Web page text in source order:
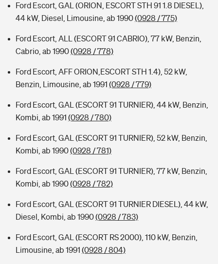
Ford Escort, GAL (ORION, ESCORT STH 91 1.8 DIESEL),
44 kW, Diesel, Limousine, ab 1990(0928 / 775)
Ford Escort, ALL (ESCORT 91 CABRIO), 77 kW, Benzin,
Cabrio, ab 1990(0928 / 778)
Ford Escort, AFF ORION,ESCORT STH 1.4), 52 kW,
Benzin, Limousine, ab 1991 (0928 / 779)
Ford Escort, GAL (ESCORT 91 TURNIER), 44 kW, Benzin,
Kombi, ab 1991 (0928 / 780)
Ford Escort, GAL (ESCORT 91 TURNIER), 52 kW, Benzin,
Kombi, ab 1990(0928 / 781)
Ford Escort, GAL (ESCORT 91 TURNIER), 77 kW, Benzin,
Kombi, ab 1990(0928 / 782)
Ford Escort, GAL (ESCORT 91 TURNIER DIESEL), 44 kW,
Diesel, Kombi, ab 1990(0928 / 783)
Ford Escort, GAL (ESCORT RS 2000), 110 kW, Benzin,
Limousine, ab 1991 (0928 / 804)